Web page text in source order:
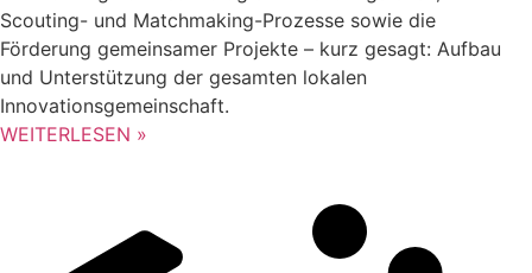
Scouting- und Matchmaking-Prozesse sowie die
Förderung gemeinsamer Projekte – kurz gesagt: Aufbau
und Unterstützung der gesamten lokalen
Innovationsgemeinschaft.
WEITERLESEN »